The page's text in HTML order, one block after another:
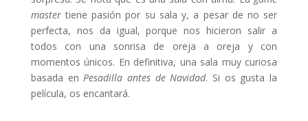
mastertiene pasión por su sala y, a pesar de no ser
perfecta, nos da igual, porque nos hicieron salir a
todos con una sonrisa de oreja a oreja y con
momentos únicos. En definitiva, una sala muy curiosa
basada enPesadilla antes de Navidad. Si os gusta la
película, os encantará.